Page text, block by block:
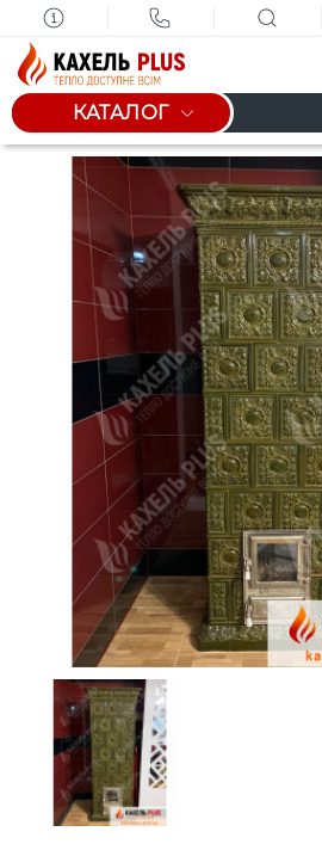
КАТАЛОГ